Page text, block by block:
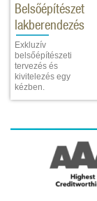
Belsőépítészet
lakberendezés
Exkluzív
belsőépítészeti
tervezés és
kivitelezés egy
kézben.